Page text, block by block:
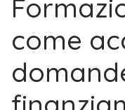
come